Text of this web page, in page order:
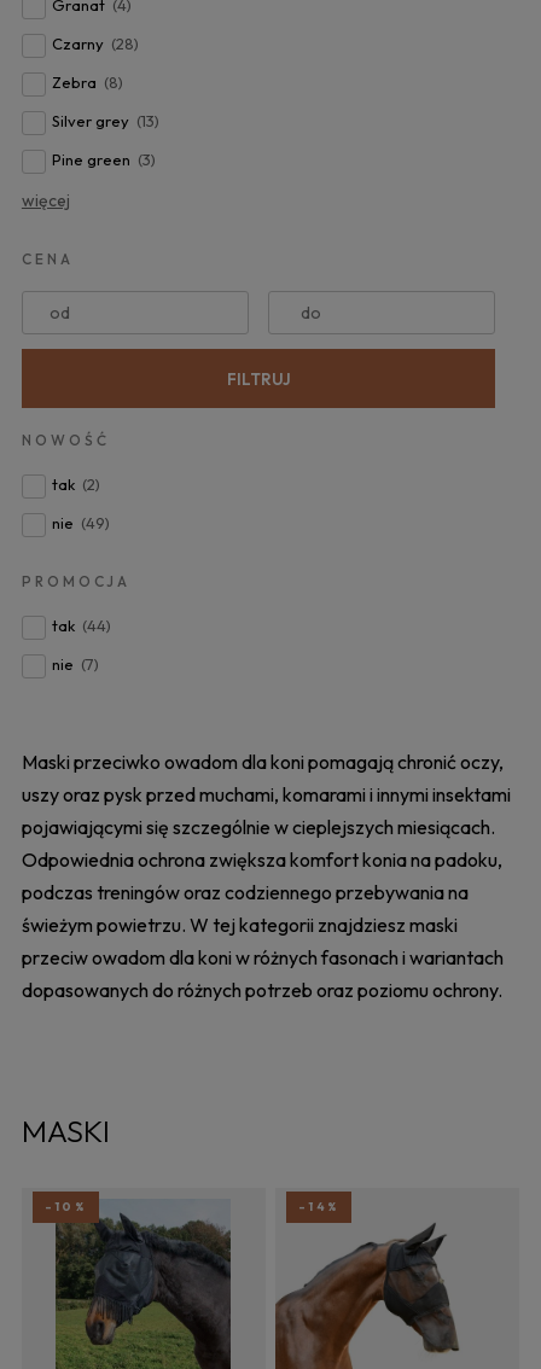
Granat (4)
Czarny (28)
Zebra (8)
Silver grey (13)
Pine green (3)
więcej
CENA
od do
FILTRUJ
NOWOŚĆ
tak (2)
nie (49)
PROMOCJA
tak (44)
nie (7)
Maski przeciwko owadom dla koni pomagają chronić oczy,
uszy oraz pysk przed muchami, komarami i innymi insektami
pojawiającymi się szczególnie w cieplejszych miesiącach.
Odpowiednia ochrona zwiększa komfort konia na padoku,
podczas treningów oraz codziennego przebywania na
świeżym powietrzu. W tej kategorii znajdziesz maski
przeciw owadom dla koni w różnych fasonach i wariantach
dopasowanych do różnych potrzeb oraz poziomu ochrony.
MASKI
-10% -14%